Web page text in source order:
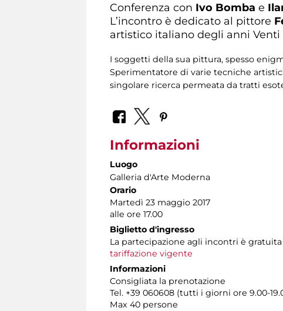
Conferenza con Ivo Bomba e
L’incontro è dedicato al pittore
artistico italiano degli anni Venti
I soggetti della sua pittura, spesso
Sperimentatore di varie tecniche
singolare ricerca permeata da tratti
Informazioni
Luogo
Galleria d'Arte Moderna
Orario
Martedì 23 maggio 2017
alle ore 17.00
Biglietto d'ingresso
La partecipazione agli incontri è
tariffazione vigente
Informazioni
Consigliata la prenotazione
Tel. +39 060608 (tutti i giorni ore 9.00-
Max 40 persone